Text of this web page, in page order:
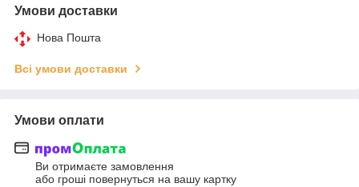
Умови доставки
Нова Пошта
Всі умови доставки
Умови оплати
Ви отримаєте замовлення
або гроші повернуться на вашу картку